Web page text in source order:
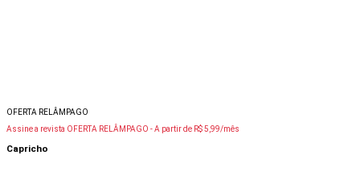
OFERTA RELÂMPAGO
Assine a revista OFERTA RELÂMPAGO -A partir de R$ 5,99/mês
Capricho